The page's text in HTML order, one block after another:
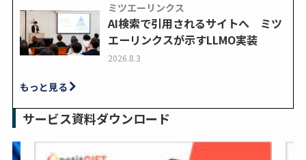
ミツエーリンクス
AI検索で引用されるサイトへ ミツ
エーリンクスが示すLLMO実装
2026.8.3
もっと見る
サービス資料ダウンロード